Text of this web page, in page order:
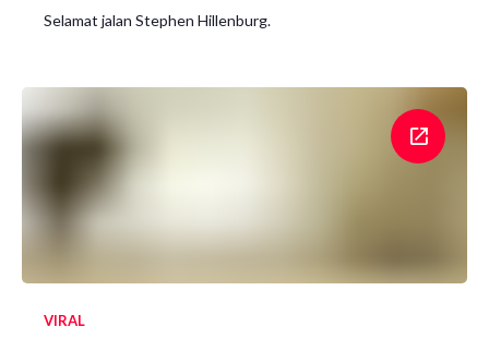
Selamat jalan Stephen Hillenburg.
VIRAL